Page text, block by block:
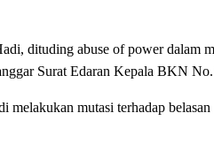
dituding abuse of power dalam
Surat Edaran Kepala BKN
mutasi terhadap belasan